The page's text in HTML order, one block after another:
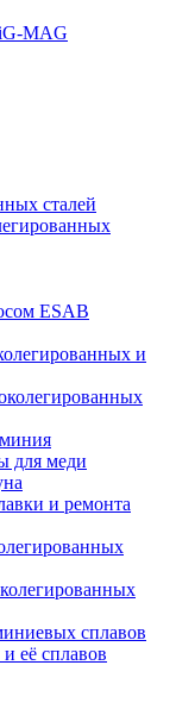
MAG
сталей
ESAB
и
для меди
и ремонта
сплавов
её сплавов